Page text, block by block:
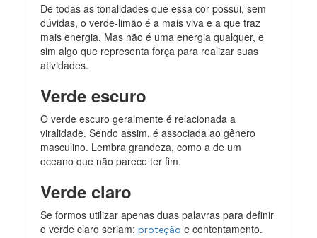
De todas as tonalidades que essa cor possui, sem
dúvidas, o verde-limão é a mais viva e a que traz
mais energia. Mas não é uma energia qualquer, e
sim algo que representa força para realizar suas
atividades.
Verde escuro
O verde escuro geralmente é relacionada a
viralidade. Sendo assim, é associada ao gênero
masculino. Lembra grandeza, como a de um
oceano que não parece ter fim.
Verde claro
Se formos utilizar apenas duas palavras para definir
o verde claro seriam:proteção e contentamento.